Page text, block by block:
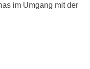
im Umgang mit der